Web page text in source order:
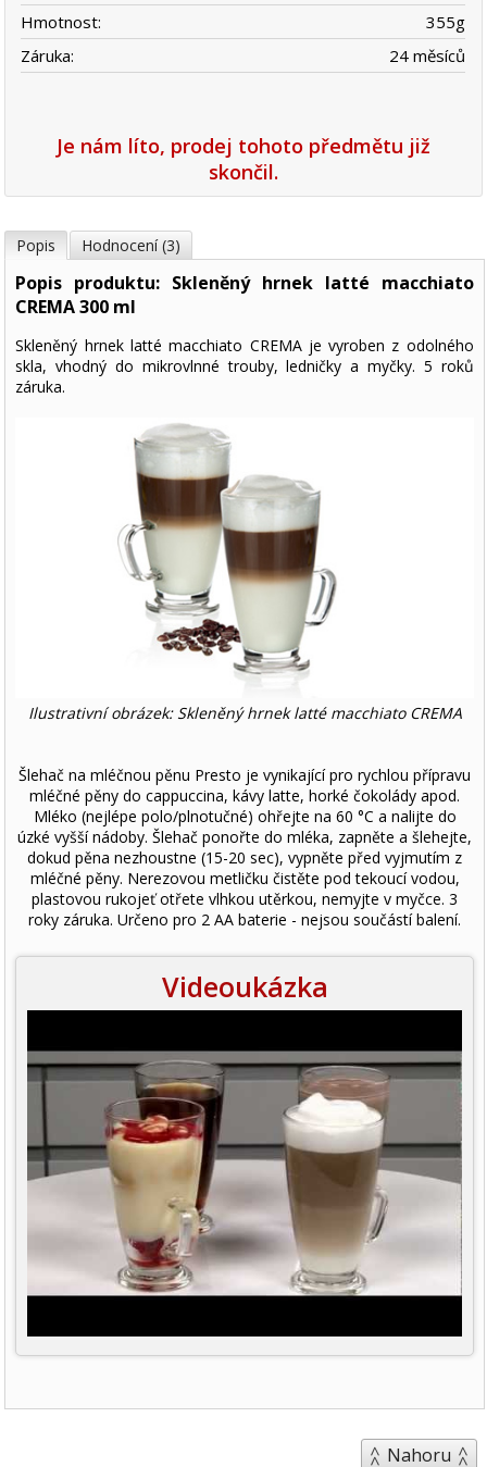
Hmotnost:
355g
Záruka:
24 měsíců
Je nám líto, prodej tohoto předmětu již
skončil.
Popis Hodnocení (3)
Popis produktu: Skleněný hrnek latté macchiato
CREMA 300 ml
Skleněný hrnek latté macchiato CREMA je vyroben z odolného
skla, vhodný do mikrovlnné trouby, ledničky a myčky. 5 roků
záruka.
Ilustrativní obrázek: Skleněný hrnek latté macchiato CREMA
Šlehač na mléčnou pěnu Presto je vynikající pro rychlou přípravu
mléčné pěny do cappuccina, kávy latte, horké čokolády apod.
Mléko (nejlépe polo/plnotučné) ohřejte na 60 °C a nalijte do
úzké vyšší nádoby. Šlehač ponořte do mléka, zapněte a šlehejte,
dokud pěna nezhoustne (15-20 sec), vypněte před vyjmutím z
mléčné pěny. Nerezovou metličku čistěte pod tekoucí vodou,
plastovou rukojeť otřete vlhkou utěrkou, nemyjte v myčce. 3
roky záruka. Určeno pro 2 AA baterie - nejsou součástí balení.
Videoukázka
Nahoru